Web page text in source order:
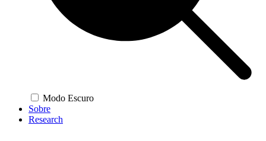
Modo Escuro
Sobre
Research